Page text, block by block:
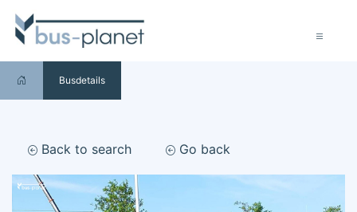
Busdetails
Back to search Go back